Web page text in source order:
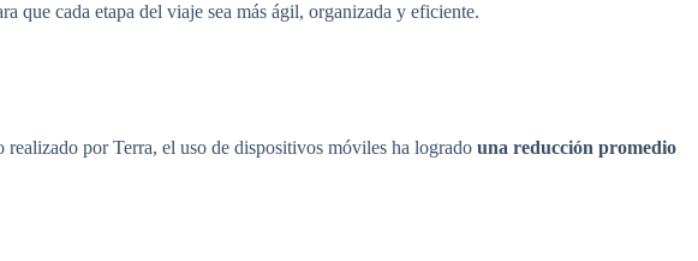
que cada etapa del viaje sea más ágil, organizada y eficiente.
realizado por Terra, el uso de dispositivos móviles ha logrado una reducción promedio